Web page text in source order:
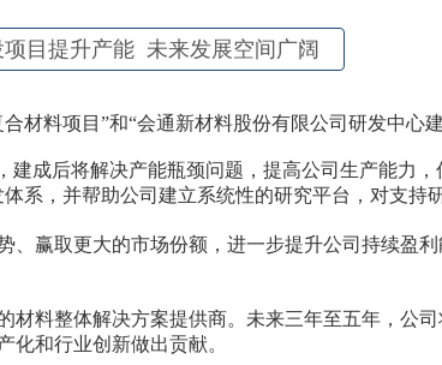
项目提升产能 未来发展空间广阔
材料项目 ”和“会通新材料股份有限公司研发中心
建成后将解决产能瓶颈问题，提高公司生产能力
系，并帮助公司建立系统性的研究平台，对支持
赢取更大的市场份额，进一步提升公司持续盈利
料整体解决方案提供商。未来三年至五年，公
和行业创新做出贡献。